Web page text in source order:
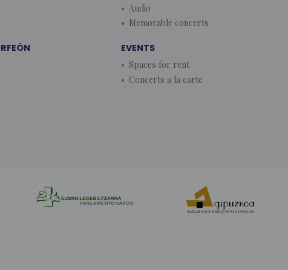
Audio
Memorable concerts
EVENTS
Spaces for rent
Concerts a la carte